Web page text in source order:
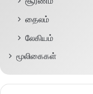
தைலம்
லேகியம்
மூலிகைகள்